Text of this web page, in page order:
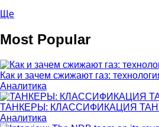
Ще
Most Popular
Как и зачем сжижают газ:
Аналитика
ТАНКЕРЫ: КЛАССИФИКАЦИЯ
Аналитика